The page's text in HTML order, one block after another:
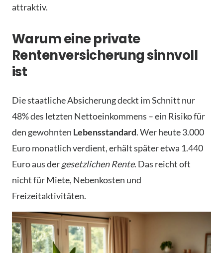
attraktiv.
Warum eine private
Rentenversicherung sinnvoll
ist
Die staatliche Absicherung deckt im Schnitt nur
48% des letzten Nettoeinkommens – ein Risiko für
den gewohnten Lebensstandard. Wer heute 3.000
Euro monatlich verdient, erhält später etwa 1.440
Euro aus dergesetzlichen Rente. Das reicht oft
nicht für Miete, Nebenkosten und
Freizeitaktivitäten.